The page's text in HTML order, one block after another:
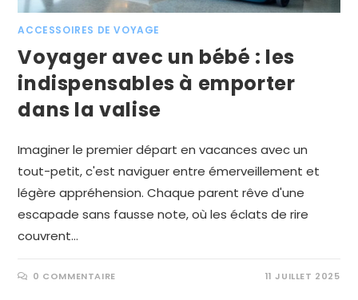
ACCESSOIRES DE VOYAGE
Voyager avec un bébé : les
indispensables à emporter
dans la valise
Imaginer le premier départ en vacances avec un
tout-petit, c'est naviguer entre émerveillement et
légère appréhension. Chaque parent rêve d'une
escapade sans fausse note, où les éclats de rire
couvrent…
0 COMMENTAIRE 11 JUILLET 2025